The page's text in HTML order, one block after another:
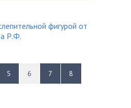
фигурой от
Р.Ф.
5 6 7 8